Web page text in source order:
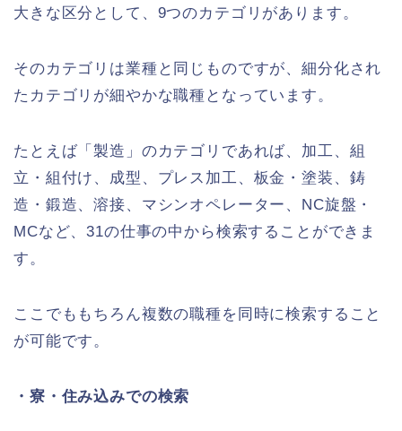
大きな区分として、9つのカテゴリがあります。
そのカテゴリは業種と同じものですが、細分化され
たカテゴリが細やかな職種となっています。
たとえば「製造」のカテゴリであれば、加工、組
立・組付け、成型、プレス加工、板金・塗装、鋳
造・鍛造、溶接、マシンオペレーター、NC旋盤・
MCなど、31の仕事の中から検索することができま
す。
ここでももちろん複数の職種を同時に検索すること
が可能です。
・寮・住み込みでの検索